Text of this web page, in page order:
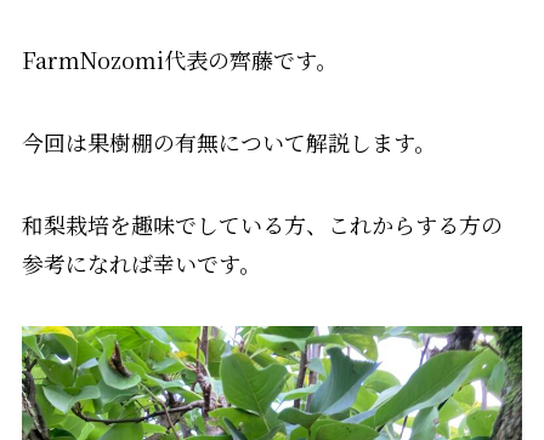
FarmNozomi代表の齊藤です。
今回は果樹棚の有無について解説します。
和梨栽培を趣味でしている方、これからする方の
参考になれば幸いです。